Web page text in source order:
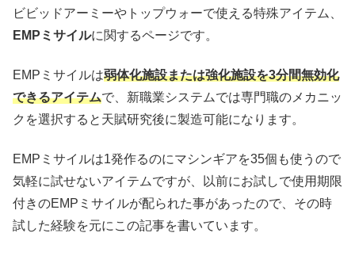
ビビッドアーミーやトップウォーで使える特殊アイテム、
EMPミサイルに関するページです。
EMPミサイルは弱体化施設または強化施設を3分間無効化
できるアイテムで、新職業システムでは専門職のメカニッ
クを選択すると天賦研究後に製造可能になります。
EMPミサイルは1発作るのにマシンギアを35個も使うので
気軽に試せないアイテムですが、以前にお試しで使用期限
付きのEMPミサイルが配られた事があったので、その時
試した経験を元にこの記事を書いています。